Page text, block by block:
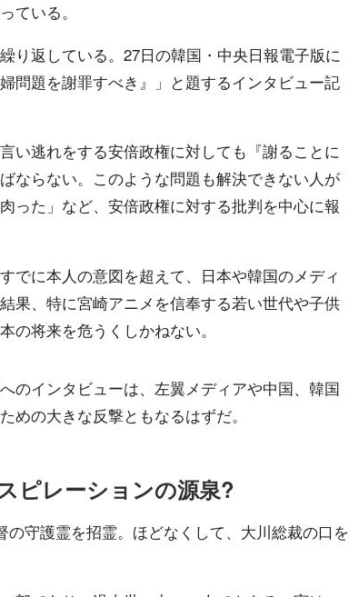
ている。
り返している。27日の韓国・中央日報電子版に
問題を謝罪すべき』」と題するインタビュー記
い逃れをする安倍政権に対しても『謝ることに
ならない。このような問題も解決できない人が
った」など、安倍政権に対する批判を中心に報
でに本人の意図を超えて、日本や韓国のメディ
果、特に宮崎アニメを信奉する若い世代や子供
の将来を危うくしかねない。
のインタビューは、左翼メディアや中国、韓国
めの大きな反撃ともなるはずだ。
ピレーションの源泉?
守護霊を招霊。ほどなくして、大川総裁の口を